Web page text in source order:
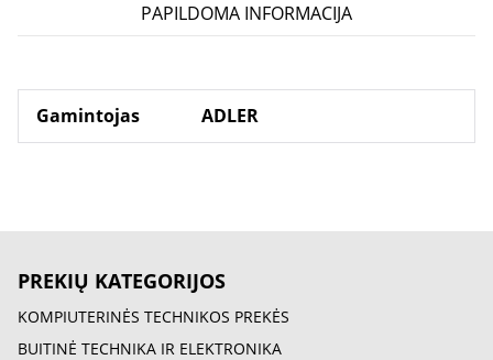
PAPILDOMA INFORMACIJA
Gamintojas ADLER
PREKIŲ KATEGORIJOS
KOMPIUTERINĖS TECHNIKOS PREKĖS
BUITINĖ TECHNIKA IR ELEKTRONIKA